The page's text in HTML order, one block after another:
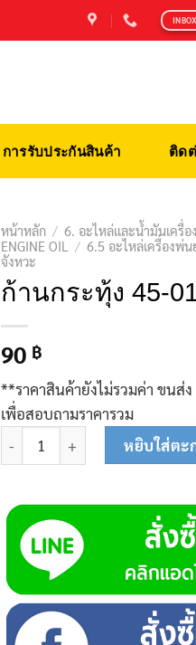
INBOX
การรับประกันสินค้า ติด
หน้าหลัก / 6. อะไหล่และน้ำมันเครื่อ
ENGINE OIL
/ 6.5 อะไหล่เครื่องพ่น
จังหวะ
ก้านกระทุ้ง 45-
90 ฿
**ราคาสินค้ายังไม่รวมค่า ขนส่ง
เพื่อสอบถามราคารวม
จำนวน ก้านกระทุ้ง 45-0120 ชิ้น
หยิบใส่ตะ